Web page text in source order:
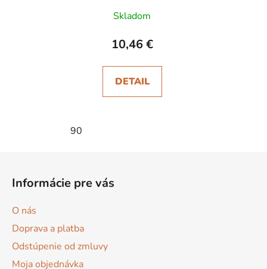
Skladom
10,46 €
DETAIL
90
Informácie pre vás
O nás
Doprava a platba
Odstúpenie od zmluvy
Moja objednávka